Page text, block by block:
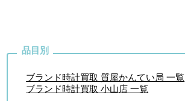
ブランド時計買取 質屋かんてい局 一覧
ブランド時計買取 小山店 一覧